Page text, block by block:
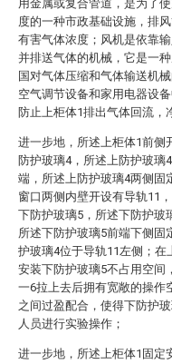
用金属或复合管道，是为了
度的一种市政基础设施，排
有害气体浓度；风机是依靠
并排送气体的机械，它是一
国对气体压缩和气体输送机
空气调节设备和家用电器设
防止上柜体1排出气体回流，
进一步地，所述上柜体1前侧
防护玻璃4，所述上防护玻璃
端，所述上防护玻璃4两侧固
窗口两侧内壁开设有导轨11
下防护玻璃5，所述下防护玻
所述下防护玻璃5前端下侧固
护玻璃4位于导轨11左侧；在
安装下防护玻璃5不占用空间
一6拉上去后拥有宽敞的操作
之间过盈配合，使得下防护
人员进行实验操作；
进一步地，所述上柜体1固定